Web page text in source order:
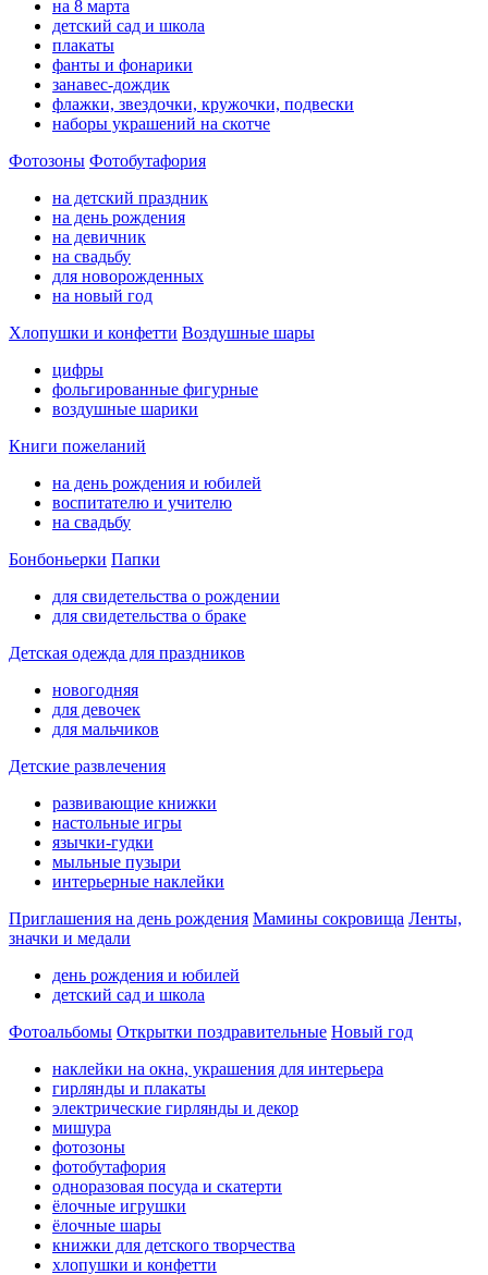
на 8 марта
детский сад и школа
плакаты
фанты и фонарики
занавес-дождик
флажки, звездочки, кружочки, подвески
наборы украшений на скотче
Фотозоны Фотобутафория
на детский праздник
на день рождения
на девичник
на свадьбу
для новорожденных
на новый год
Хлопушки и конфетти Воздушные шары
цифры
фольгированные фигурные
воздушные шарики
Книги пожеланий
на день рождения и юбилей
воспитателю и учителю
на свадьбу
Бонбоньерки Папки
для свидетельства о рождении
для свидетельства о браке
Детская одежда для праздников
новогодняя
для девочек
для мальчиков
Детские развлечения
развивающие книжки
настольные игры
язычки-гудки
мыльные пузыри
интерьерные наклейки
Приглашения на день рождения Мамины сокровища Ленты,
значки и медали
день рождения и юбилей
детский сад и школа
Фотоальбомы Открытки поздравительные Новый год
наклейки на окна, украшения для интерьера
гирлянды и плакаты
электрические гирлянды и декор
мишура
фотозоны
фотобутафория
одноразовая посуда и скатерти
ёлочные игрушки
ёлочные шары
книжки для детского творчества
хлопушки и конфетти